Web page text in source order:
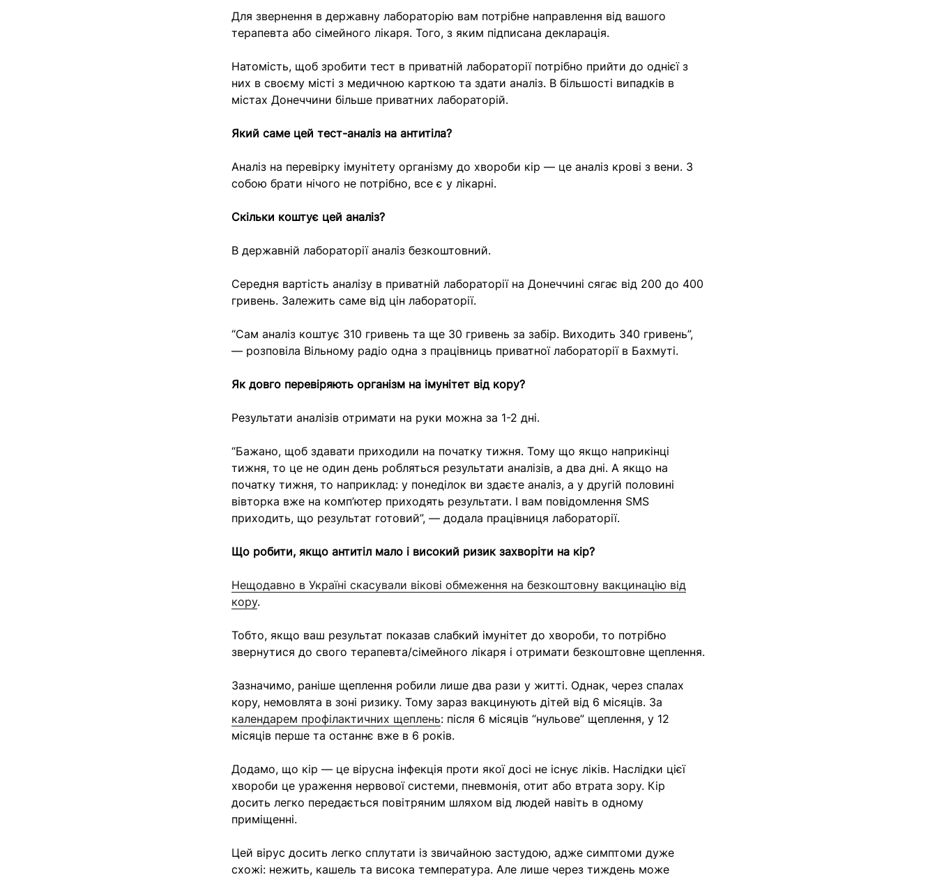
Для звернення в державну лабораторію вам потрібне направлення від вашого
терапевта або сімейного лікаря. Того, з яким підписана декларація.
Натомість, щоб зробити тест в приватній лабораторії потрібно прийти до однієї з
них в своєму місті з медичною карткою та здати аналіз. В більшості випадків в
містах Донеччини більше приватних лабораторій.
Який саме цей тест-аналіз на антитіла?
Аналіз на перевірку імунітету організму до хвороби кір — це аналіз крові з вени. З
собою брати нічого не потрібно, все є у лікарні.
Скільки коштує цей аналіз?
В державній лабораторії аналіз безкоштовний.
Середня вартість аналізу в приватній лабораторії на Донеччині сягає від 200 до 400
гривень. Залежить саме від цін лабораторії.
“Сам аналіз коштує 310 гривень та ще 30 гривень за забір. Виходить 340 гривень”,
— розповіла Вільному радіо одна з працівниць приватної лабораторії в Бахмуті.
Як довго перевіряють організм на імунітет від кору?
Результати аналізів отримати на руки можна за 1-2 дні.
“Бажано, щоб здавати приходили на початку тижня. Тому що якщо наприкінці
тижня, то це не один день робляться результати аналізів, а два дні. А якщо на
початку тижня, то наприклад: у понеділок ви здаєте аналіз, а у другій половині
вівторка вже на комп’ютер приходять результати. І вам повідомлення SMS
приходить, що результат готовий”, — додала працівниця лабораторії.
Що робити, якщо антитіл мало і високий ризик захворіти на кір?
Нещодавно в Україні скасували вікові обмеження на безкоштовну вакцинацію від
кору.
Тобто, якщо ваш результат показав слабкий імунітет до хвороби, то потрібно
звернутися до свого терапевта/сімейного лікаря і отримати безкоштовне щеплення.
Зазначимо, раніше щеплення робили лише два рази у житті. Однак, через спалах
кору, немовлята в зоні ризику. Тому зараз вакцинують дітей від 6 місяців. За
календарем профілактичних щеплень: після 6 місяців “нульове” щеплення, у 12
місяців перше та останнє вже в 6 років.
Додамо, що кір — це вірусна інфекція проти якої досі не існує ліків. Наслідки цієї
хвороби це ураження нервової системи, пневмонія, отит або втрата зору. Кір
досить легко передається повітряним шляхом від людей навіть в одному
приміщенні.
Цей вірус досить легко сплутати із звичайною застудою, адже симптоми дуже
схожі: нежить, кашель та висока температура. Але лише через тиждень може